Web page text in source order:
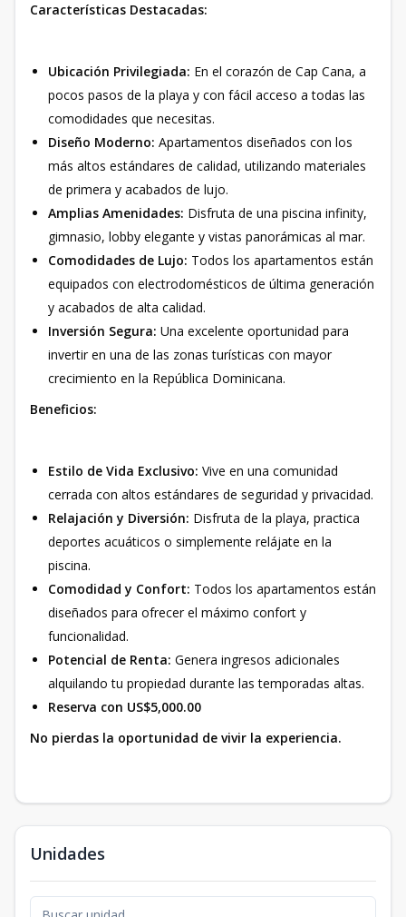
Características Destacadas:
Ubicación Privilegiada: En el corazón de Cap Cana, a
pocos pasos de la playa y con fácil acceso a todas las
comodidades que necesitas.
Diseño Moderno: Apartamentos diseñados con los
más altos estándares de calidad, utilizando materiales
de primera y acabados de lujo.
Amplias Amenidades: Disfruta de una piscina infinity,
gimnasio, lobby elegante y vistas panorámicas al mar.
Comodidades de Lujo: Todos los apartamentos están
equipados con electrodomésticos de última generación
y acabados de alta calidad.
Inversión Segura: Una excelente oportunidad para
invertir en una de las zonas turísticas con mayor
crecimiento en la República Dominicana.
Beneficios:
Estilo de Vida Exclusivo: Vive en una comunidad
cerrada con altos estándares de seguridad y privacidad.
Relajación y Diversión: Disfruta de la playa, practica
deportes acuáticos o simplemente relájate en la
piscina.
Comodidad y Confort: Todos los apartamentos están
diseñados para ofrecer el máximo confort y
funcionalidad.
Potencial de Renta: Genera ingresos adicionales
alquilando tu propiedad durante las temporadas altas.
Reserva con US$5,000.00
No pierdas la oportunidad de vivir la experiencia.
Unidades